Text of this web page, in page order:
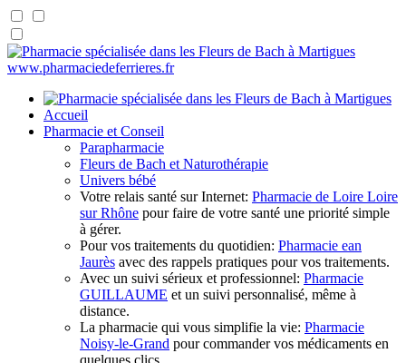
www.pharmaciedeferrieres.fr
Accueil
Pharmacie et Conseil
Parapharmacie
Fleurs de Bach et Naturothérapie
Univers bébé
Votre relais santé sur Internet: Pharmacie de Loire Loire
sur Rhône pour faire de votre santé une priorité simple
à gérer.
Pour vos traitements du quotidien: Pharmacie ean
Jaurès avec des rappels pratiques pour vos traitements.
Avec un suivi sérieux et professionnel: Pharmacie
GUILLAUME et un suivi personnalisé, même à
distance.
La pharmacie qui vous simplifie la vie: Pharmacie
Noisy-le-Grand pour commander vos médicaments en
quelques clics.